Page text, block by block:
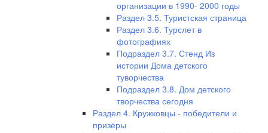
организации в 1990- 2000 годы
Раздел 3.5. Туристская страница
Раздел 3.6. Турслет в
фотографиях
Подраздел 3.7. Стенд Из
истории Дома детского
туворчества
Подраздел 3.8. Дом детского
творчества сегодня
Раздел 4. Кружковцы - победители и
призёры